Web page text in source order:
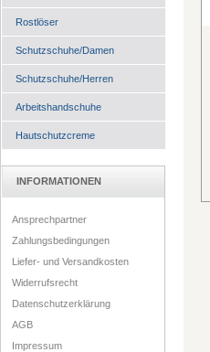
Rostlöser
Schutzschuhe/Damen
Schutzschuhe/Herren
Arbeitshandschuhe
Hautschutzcreme
INFORMATIONEN
Ansprechpartner
Zahlungsbedingungen
Liefer- und Versandkosten
Widerrufsrecht
Datenschutzerklärung
AGB
Impressum